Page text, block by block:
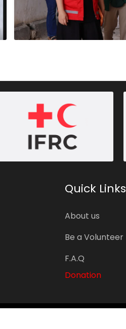
Quick Links
About us
Be a Volunteer
F.A.Q
Donation